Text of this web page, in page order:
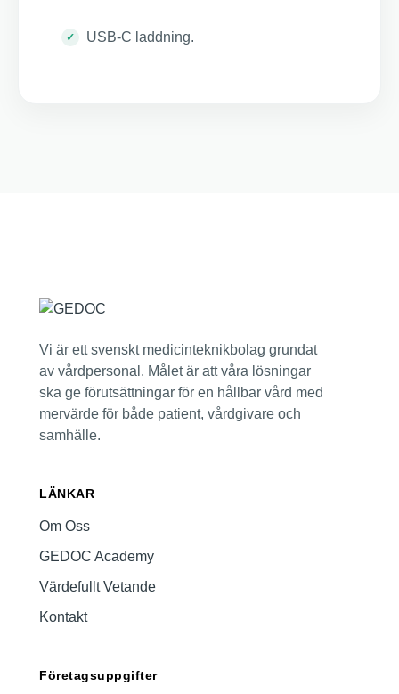
USB-C laddning.
Vi är ett svenskt medicinteknikbolag grundat
av vårdpersonal. Målet är att våra lösningar
ska ge förutsättningar för en hållbar vård med
mervärde för både patient, vårdgivare och
samhälle.
LÄNKAR
Om Oss
GEDOC Academy
Värdefullt Vetande
Kontakt
Företagsuppgifter